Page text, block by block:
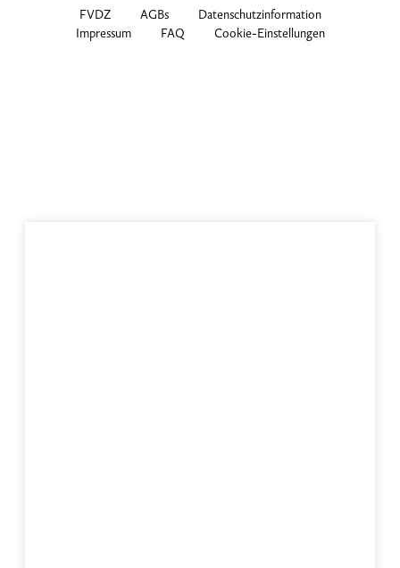
FVDZ AGBs
Datenschutzinformation
Impressum
FAQ Cookie-Einstellungen